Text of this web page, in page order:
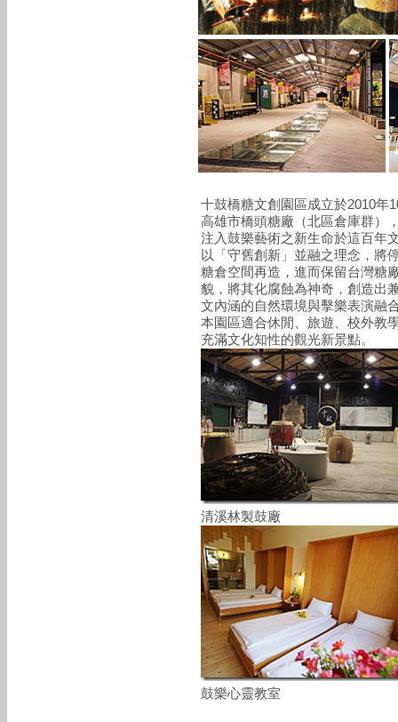
十鼓橋糖文創園區成立於2010年
高雄市橋頭糖廠（北區倉庫群）
注入鼓樂藝術之新生命於這百年
以「守舊創新」並融之理念，將
糖倉空間再造，進而保留台灣糖
貌，將其化腐蝕為神奇，創造出
文內涵的自然環境與擊樂表演融
本園區適合休閒、旅遊、校外教
充滿文化知性的觀光新景點。
清溪林製鼓廠
鼓樂心靈教室